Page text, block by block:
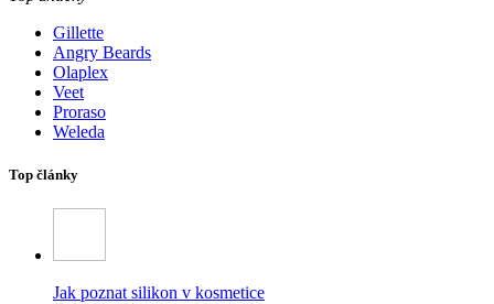
Gillette
Angry Beards
Olaplex
Veet
Proraso
Weleda
Top články
Jak poznat silikon v kosmetice